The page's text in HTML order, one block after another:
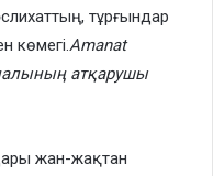
тұрғындар
көмегі.Amanat
атқарушы
жан-жақтан